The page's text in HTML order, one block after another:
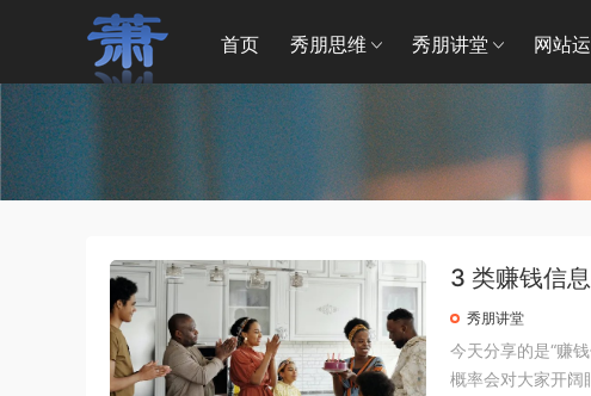
首页 秀朋思维 秀朋讲堂 网站
3 类赚钱信
频全流程
秀朋讲堂
今天分享的是“赚
概率会对大家开阔